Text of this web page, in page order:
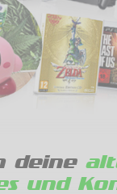
deine
und